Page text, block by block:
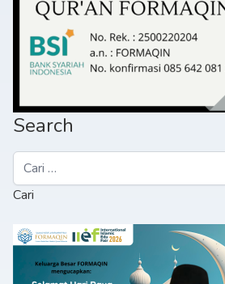
Search
Cari
untuk: